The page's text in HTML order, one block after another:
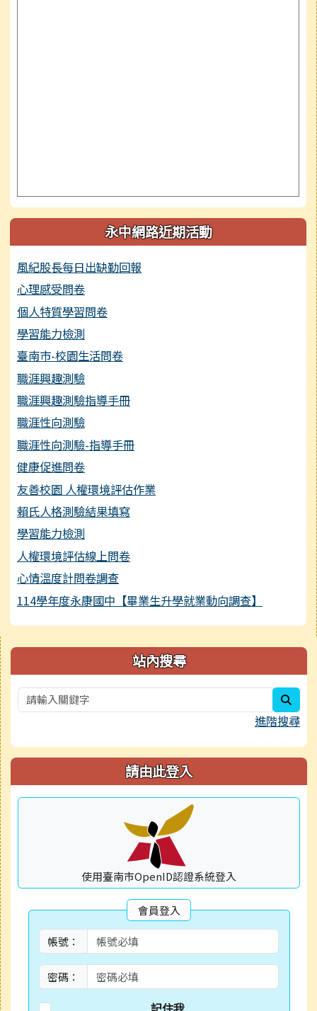
永中網路近期活動
風紀股長每日出缺勤回報
心理感受問卷
個人特質學習問卷
學習能力檢測
臺南市-校園生活問卷
職涯興趣測驗
職涯興趣測驗指導手冊
職涯性向測驗
職涯性向測驗-指導手冊
健康促進問卷
友善校園 人權環境評估作業
賴氏人格測驗結果填寫
學習能力檢測
人權環境評估線上問卷
心情溫度計問卷調查
114學年度永康國中【畢業生升學就業動向調查】
右邊區域內容 站內搜尋
進階搜尋
請由此登入
使用臺南市OpenID認證系統登入
會員登入
帳號：
密碼：